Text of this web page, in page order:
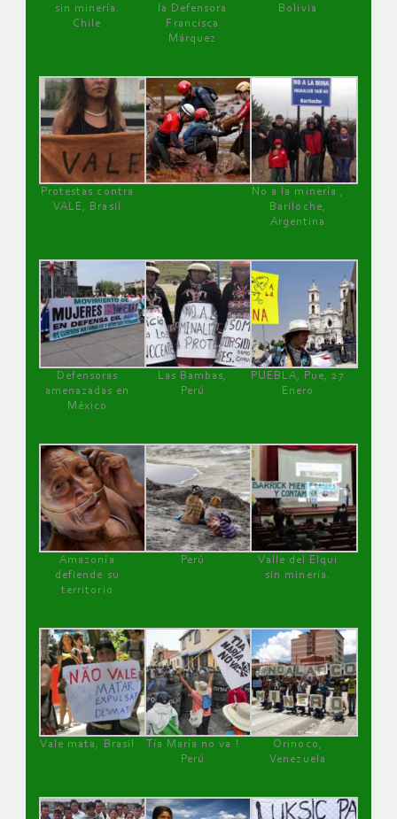
sin minería.
Chile
la Defensora
Francisca
Márquez
Bolivia
Protestas contra
VALE, Brasil
No a la minería ,
Bariloche,
Argentina
Defensoras
amenazadas en
México
Las Bambas,
Perú
PUEBLA, Pue, 27
Enero
Amazonía
defiende su
territorio
Perú
Valle del Elqui
sin minería.
Vale mata, Brasil
Tía María no va !
Perú
Orinoco,
Venezuela